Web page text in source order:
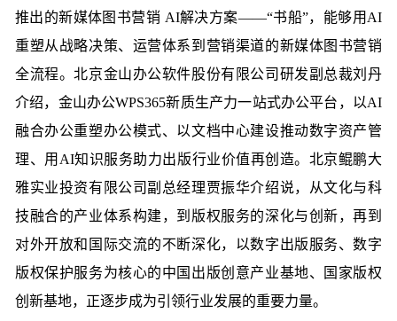
推出的新媒体图书营销 AI解决方案——“书船”，能够用AI
重塑从战略决策、运营体系到营销渠道的新媒体图书营销
全流程。北京金山办公软件股份有限公司研发副总裁刘丹
介绍，金山办公WPS365新质生产力一站式办公平台，以AI
融合办公重塑办公模式、以文档中心建设推动数字资产管
理、用AI知识服务助力出版行业价值再创造。北京鲲鹏大
雅实业投资有限公司副总经理贾振华介绍说，从文化与科
技融合的产业体系构建，到版权服务的深化与创新，再到
对外开放和国际交流的不断深化，以数字出版服务、数字
版权保护服务为核心的中国出版创意产业基地、国家版权
创新基地，正逐步成为引领行业发展的重要力量。